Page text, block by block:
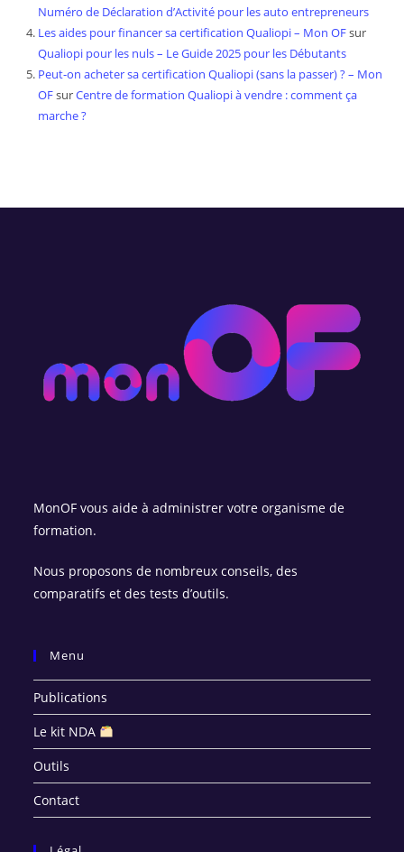
Numéro de Déclaration d’Activité pour les auto entrepreneurs
Les aides pour financer sa certification Qualiopi – Mon OFsur
Qualiopi pour les nuls – Le Guide 2025 pour les Débutants
Peut-on acheter sa certification Qualiopi (sans la passer) ? – Mon
OFsurCentre de formation Qualiopi à vendre : comment ça
marche ?
MonOF vous aide à administrer votre organisme de
formation.
Nous proposons de nombreux conseils, des
comparatifs et des tests d’outils.
Menu
Publications
Le kit NDA
Outils
Contact